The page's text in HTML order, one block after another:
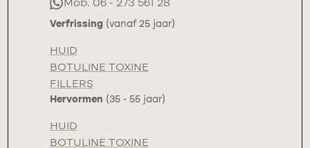
Mob. 06 - 273 561 28
Verfrissing (vanaf 25 jaar)
HUID
BOTULINE TOXINE
FILLERS
Hervormen (35 - 55 jaar)
HUID
BOTULINE TOXINE